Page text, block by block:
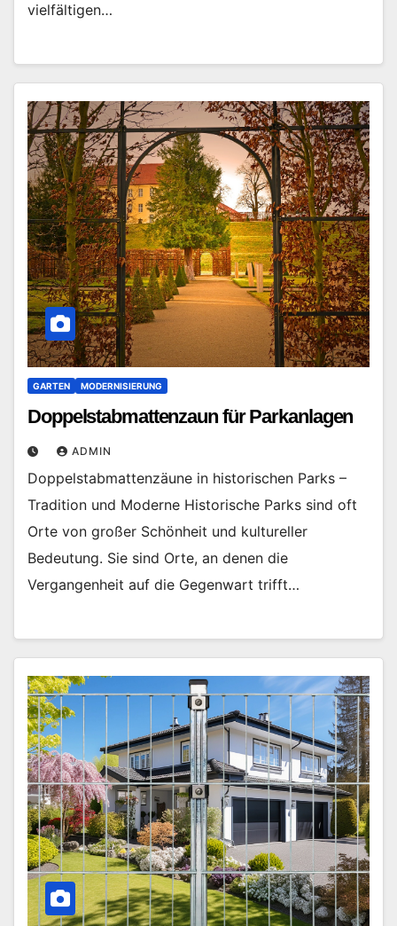
vielfältigen…
GARTEN MODERNISIERUNG
Doppelstabmattenzaun für Parkanlagen
ADMIN
Doppelstabmattenzäune in historischen Parks –
Tradition und Moderne Historische Parks sind oft
Orte von großer Schönheit und kultureller
Bedeutung. Sie sind Orte, an denen die
Vergangenheit auf die Gegenwart trifft…